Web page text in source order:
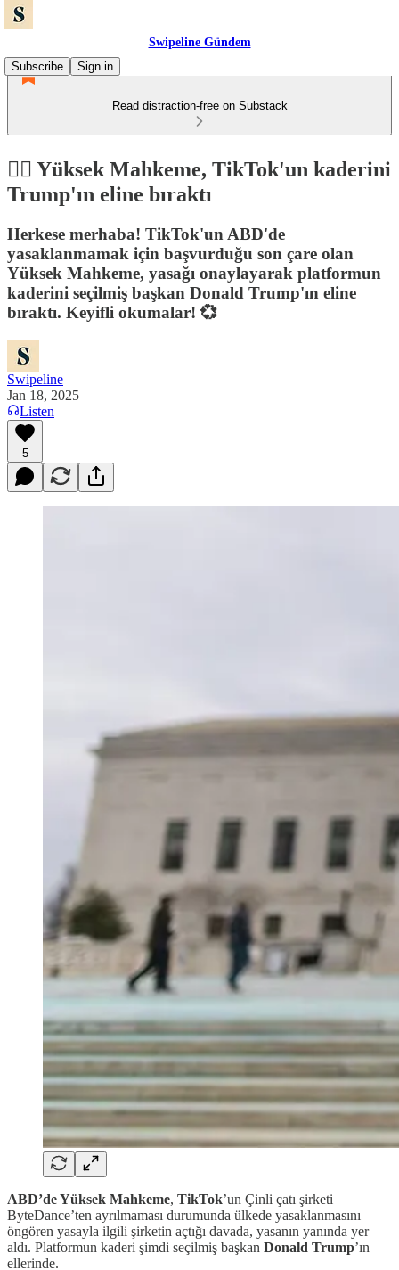
Swipeline Gündem
Subscribe
Sign in
Read distraction-free on Substack
👩‍⚖️ Yüksek Mahkeme, TikTok'un kaderini
Trump'ın eline bıraktı
Herkese merhaba! TikTok'un ABD'de
yasaklanmamak için başvurduğu son çare olan
Yüksek Mahkeme, yasağı onaylayarak platformun
kaderini seçilmiş başkan Donald Trump'ın eline
bıraktı. Keyifli okumalar! 💞
Swipeline
Jan 18, 2025
Listen
5
ABD’de Yüksek Mahkeme, TikTok’un Çinli çatı şirketi
ByteDance’ten ayrılmaması durumunda ülkede yasaklanmasını
öngören yasayla ilgili şirketin açtığı davada, yasanın yanında yer
aldı. Platformun kaderi şimdi seçilmiş başkan Donald Trump’ın
ellerinde.